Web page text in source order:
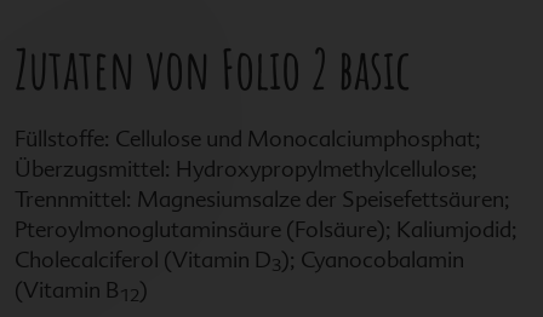
Zutaten von Folio 2 basic
Füllstoffe: Cellulose und Monocalciumphosphat;
Überzugsmittel: Hydroxypropylmethylcellulose;
Trennmittel: Magnesiumsalze der Speisefettsäuren;
Pteroylmonoglutaminsäure (Folsäure); Kaliumjodid;
Cholecalciferol (Vitamin D3); Cyanocobalamin
(Vitamin B12)